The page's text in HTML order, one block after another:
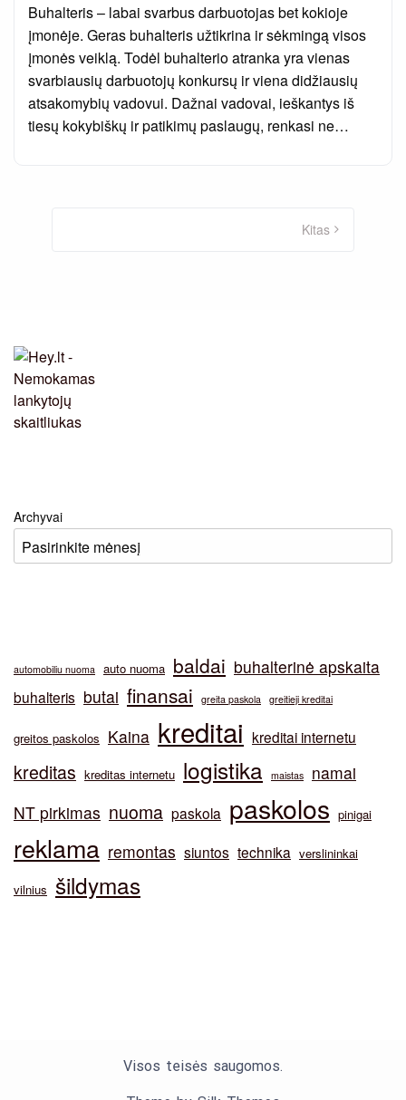
Buhalteris – labai svarbus darbuotojas bet kokioje
įmonėje. Geras buhalteris užtikrina ir sėkmingą visos
įmonės veiklą. Todėl buhalterio atranka yra vienas
svarbiausių darbuotojų konkursų ir viena didžiausių
atsakomybių vadovui. Dažnai vadovai, ieškantys iš
tiesų kokybiškų ir patikimų paslaugų, renkasi ne…
Kitas
Archyvai
automobiliu nuoma auto nuoma baldai buhalterinė apskaita
buhalteris butai finansai greita paskola greitieji kreditai
greitos paskolos Kaina kreditai kreditai internetu
kreditas kreditas internetu logistika maistas
namai
NT pirkimas nuoma paskola paskolos pinigai
reklama remontas siuntos technika verslininkai
vilnius šildymas
Visos teisės saugomos.